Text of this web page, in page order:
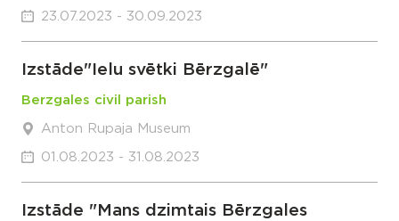
23.07.2023 - 30.09.2023
Izstāde"Ielu svētki Bērzgalē"
Berzgales civil parish
Anton Rupaja Museum
01.08.2023 - 31.08.2023
Izstāde "Mans dzimtais Bērzgales